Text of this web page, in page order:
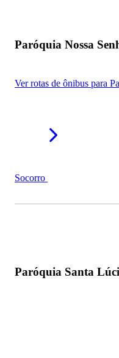
Paróquia Nossa
Ver rotas de ônibus para
Socorro
Paróquia Santa